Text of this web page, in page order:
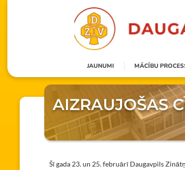
JAUNUMI MĀCĪBU
AIZRAUJOŠAS
Šī gada 23. un 25. februārī Daugavpils